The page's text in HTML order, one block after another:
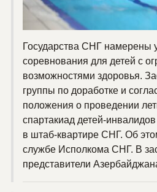
Государства СНГ намерены
соревнования для детей с
возможностями здоровья.
группы по доработке и
положения о проведении
спартакиад детей-
в штаб-квартире СНГ. Об
службе Исполкома СНГ. В
представители